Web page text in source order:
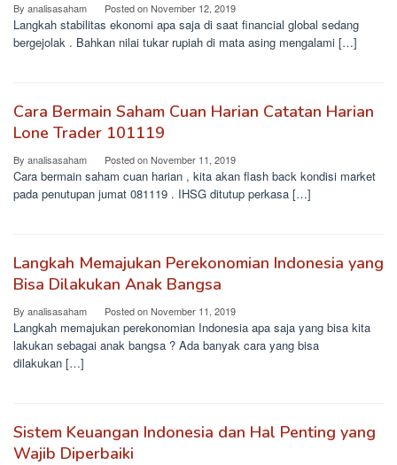
By analisasaham Posted onNovember 12, 2019
Langkah stabilitas ekonomi apa saja di saat financial global sedang
bergejolak . Bahkan nilai tukar rupiah di mata asing mengalami […]
Cara Bermain Saham Cuan Harian Catatan Harian
Lone Trader 101119
By analisasaham Posted onNovember 11, 2019
Cara bermain saham cuan harian , kita akan flash back kondisi market
pada penutupan jumat 081119 . IHSG ditutup perkasa […]
Langkah Memajukan Perekonomian Indonesia yang
Bisa Dilakukan Anak Bangsa
By analisasaham Posted onNovember 11, 2019
Langkah memajukan perekonomian Indonesia apa saja yang bisa kita
lakukan sebagai anak bangsa ? Ada banyak cara yang bisa
dilakukan […]
Sistem Keuangan Indonesia dan Hal Penting yang
Wajib Diperbaiki